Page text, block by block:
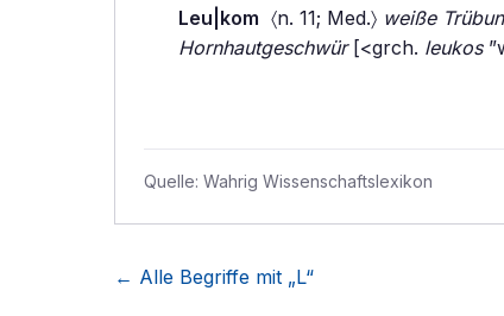
Leu|kom 〈n. 11; Med.〉 weiße
Hornhautgeschwür[<grch. leukos
Quelle: Wahrig Wissenschaftslexikon
← Alle Begriffe mit „L“